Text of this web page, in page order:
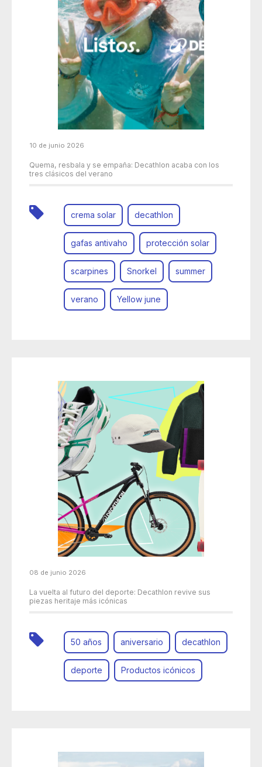
10 de junio 2026
Quema, resbala y se empaña: Decathlon acaba con los
tres clásicos del verano
crema solar decathlon
gafas antivaho protección solar
scarpines Snorkel summer
verano Yellow june
08 de junio 2026
La vuelta al futuro del deporte: Decathlon revive sus
piezas heritaje más icónicas
50 años aniversario decathlon
deporte Productos icónicos